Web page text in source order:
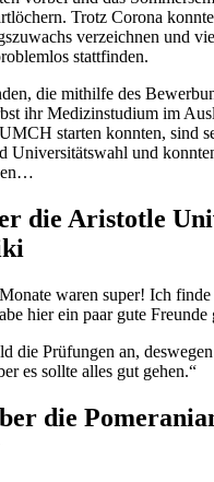
Trotz Corona
verzeichnen und
stattfinden.
die mithilfe des
ihr Medizinstudium im
starten konnten, sind
Universitätswahl und
die Aristotle
waren super! Ich
hier ein paar gute Freunde
die Prüfungen an,
es sollte alles gut gehen.“
die